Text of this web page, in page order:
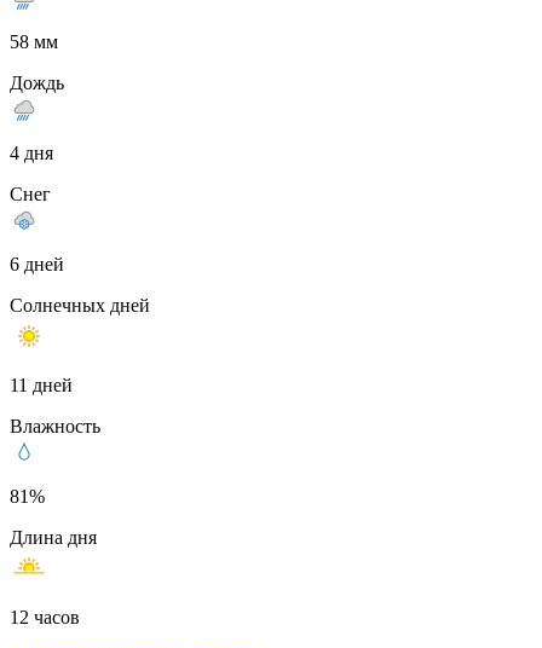
58 мм
Дождь
4 дня
Снег
6 дней
Солнечных дней
11 дней
Влажность
81%
Длина дня
12 часов